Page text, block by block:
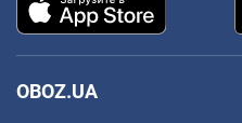
OBOZ.UA